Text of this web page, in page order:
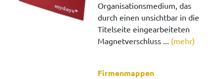
Organisationsmedium, das
durch einen unsichtbar in die
Titelseite eingearbeiteten
Magnetverschluss ... (mehr)
Firmenmappen